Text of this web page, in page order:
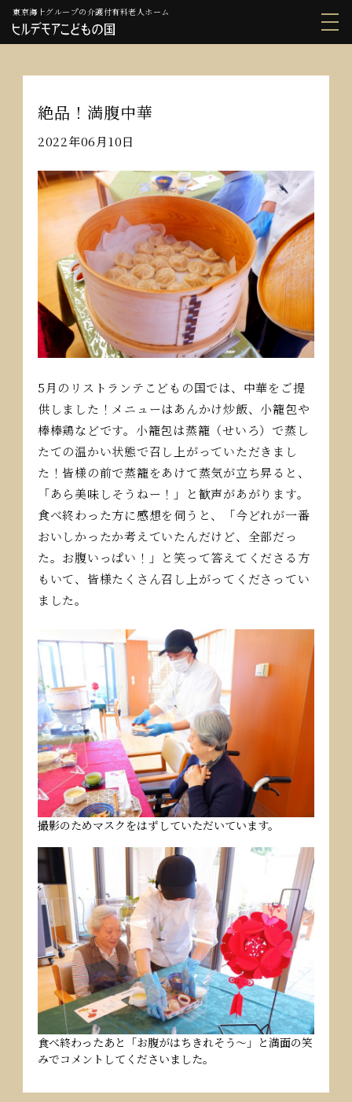
東京海上グループの介護付有料老人ホーム
絶品！満腹中華
2022年06月10日
5月のリストランテこどもの国では、中華をご提
供しました！メニューはあんかけ炒飯、小籠包や
棒棒鶏などです。小籠包は蒸籠（せいろ）で蒸し
たての温かい状態で召し上がっていただきまし
た！皆様の前で蒸籠をあけて蒸気が立ち昇ると、
「あら美味しそうねー！」と歓声があがります。
食べ終わった方に感想を伺うと、「今どれが一番
おいしかったか考えていたんだけど、全部だっ
た。お腹いっぱい！」と笑って答えてくださる方
もいて、皆様たくさん召し上がってくださってい
ました。
撮影のためマスクをはずしていただいています。
食べ終わったあと「お腹がはちきれそう～」と満面の笑
みでコメントしてくださいました。